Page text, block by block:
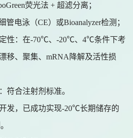
荧光法 + 超滤分离；
管电泳（CE）或Bioanalyzer检测；
性：在-70℃、-20℃、4℃条件下考
移、聚集、mRNA降解及活性损
符合注射剂标准。
发，已成功实现-20℃长期储存的